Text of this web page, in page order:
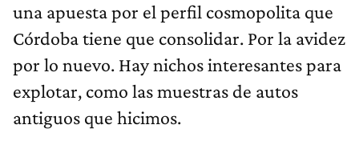
una apuesta por el perfil cosmopolita que
Córdoba tiene que consolidar. Por la avidez
por lo nuevo. Hay nichos interesantes para
explotar, como las muestras de autos
antiguos que hicimos.